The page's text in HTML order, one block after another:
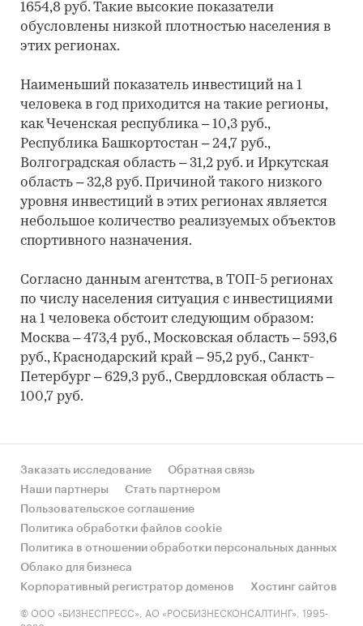
1654,8 руб. Такие высокие показатели
обусловлены низкой плотностью населения в
этих регионах.
Наименьший показатель инвестиций на 1
человека в год приходится на такие регионы,
как Чеченская республика – 10,3 руб.,
Республика Башкортостан – 24,7 руб.,
Волгоградская область – 31,2 руб. и Иркутская
область – 32,8 руб. Причиной такого низкого
уровня инвестиций в этих регионах является
небольшое количество реализуемых объектов
спортивного назначения.
Согласно данным агентства, в ТОП-5 регионах
по числу населения ситуация с инвестициями
на 1 человека обстоит следующим образом:
Москва – 473,4 руб., Московская область – 593,6
руб., Краснодарский край – 95,2 руб., Санкт-
Петербург – 629,3 руб., Свердловская область –
100,7 руб.
Заказать исследование
Обратная связь
Наши партнеры
Стать партнером
Пользовательское соглашение
Политика обработки файлов cookie
Политика в отношении обработки персональных данных
Облако для бизнеса
Корпоративный регистратор доменов
Хостинг сайтов
© ООО «БИЗНЕСПРЕСС», АО «РОСБИЗНЕСКОНСАЛТИНГ», 1995-